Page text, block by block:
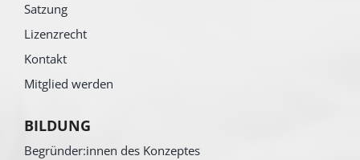
Satzung
Lizenzrecht
Kontakt
Mitglied werden
BILDUNG
Begründer:innen des Konzeptes